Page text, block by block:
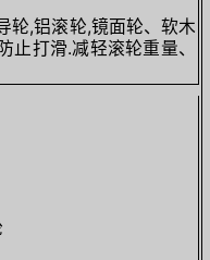
轮,铝滚轮,镜面轮、软木
止打滑.减轻滚轮重量、